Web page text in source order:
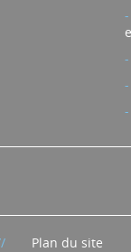
Plan du site